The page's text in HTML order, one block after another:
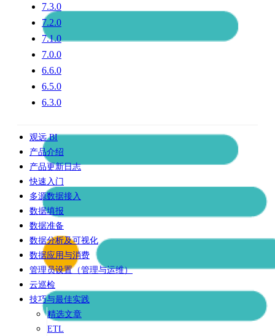
7.3.0
7.2.0
7.1.0
7.0.0
6.6.0
6.5.0
6.3.0
观远 BI
产品介绍
产品更新日志
快速入门
多源数据接入
数据填报
数据准备
数据分析及可视化
数据应用与消费
管理员设置（管理与运维）
云巡检
技巧与最佳实践
精选文章
ETL